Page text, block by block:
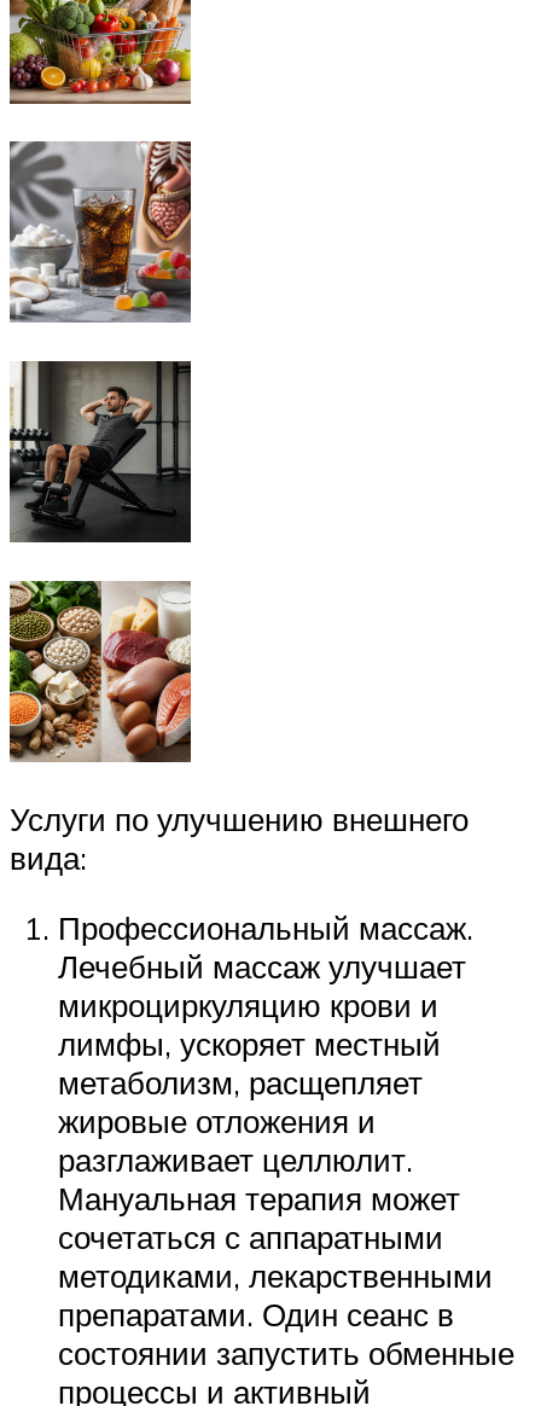
Услуги по улучшению внешнего
вида:
Профессиональный массаж.
Лечебный массаж улучшает
микроциркуляцию крови и
лимфы, ускоряет местный
метаболизм, расщепляет
жировые отложения и
разглаживает целлюлит.
Мануальная терапия может
сочетаться с аппаратными
методиками, лекарственными
препаратами. Один сеанс в
состоянии запустить обменные
процессы и активный